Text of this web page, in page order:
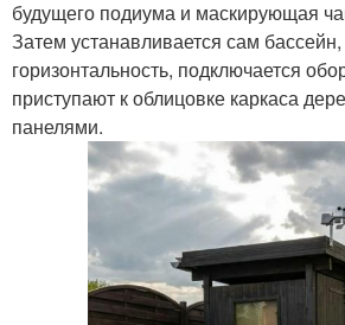
будущего подиума и маскирующая
Затем устанавливается сам бассейн,
горизонтальность, подключается
приступают к облицовке каркаса
панелями.